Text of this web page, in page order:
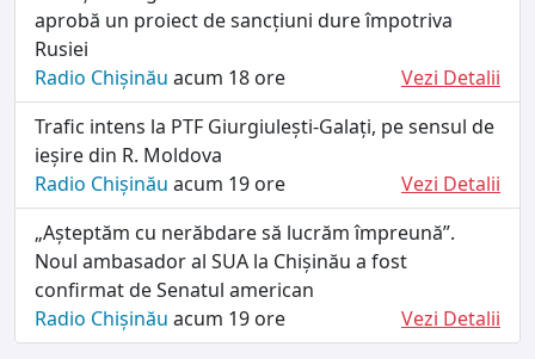
aprobă un proiect de sancțiuni dure împotriva
Rusiei
Radio Chișinău acum 18 ore
Vezi Detalii
Trafic intens la PTF Giurgiulești-Galați, pe sensul de
ieșire din R. Moldova
Radio Chișinău acum 19 ore
Vezi Detalii
„Așteptăm cu nerăbdare să lucrăm împreună”.
Noul ambasador al SUA la Chișinău a fost
confirmat de Senatul american
Radio Chișinău acum 19 ore Vezi Detalii